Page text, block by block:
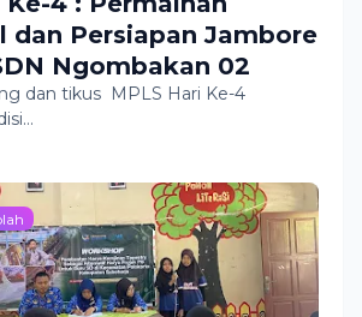
dan Persiapan Jambore
Ngombakan 02
dan tikus MPLS Hari Ke-4